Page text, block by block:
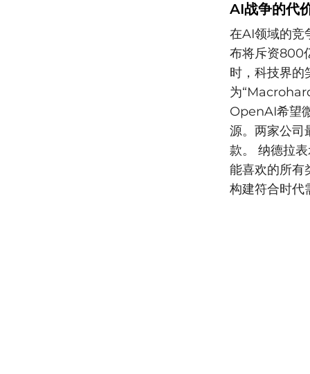
AI战争的代
在AI领域的竞
布将斥资800
时，科技界的
为
OpenAI希望
源。两家公司
款。 纳德拉
能喜欢的所有
构建符合时代